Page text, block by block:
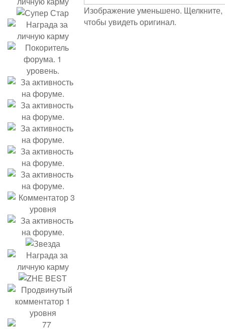
Изображение уменьшено. Щелкните,
чтобы увидеть оригинал.